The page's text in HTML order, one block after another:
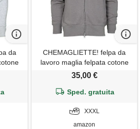
da
l
CHEMAGLIETTE! felpa da
lavoro maglia felpata cotone
con zip intera tasche zip
smoke, taglia: 3xl
35,00 €
Sped. gratuita
XXXL
amazon